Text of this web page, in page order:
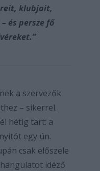
klubjait,
és persze fő
a szervezők
– sikerrel.
hétig tart: a
egy ún.
csak előszele
idéző